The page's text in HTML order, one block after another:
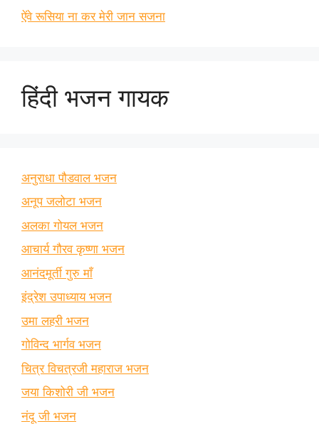
ऐंवे रूसिया ना कर मेरी जान सजना
हिंदी भजन गायक
अनुराधा पौडवाल भजन
अनूप जलोटा भजन
अलका गोयल भजन
आचार्य गौरव कृष्णा भजन
आनंदमूर्ती गुरु माँ
इंद्रेश उपाध्याय भजन
उमा लहरी भजन
गोविन्द भार्गव भजन
चित्र विचत्रजी महाराज भजन
जया किशोरी जी भजन
नंदू जी भजन